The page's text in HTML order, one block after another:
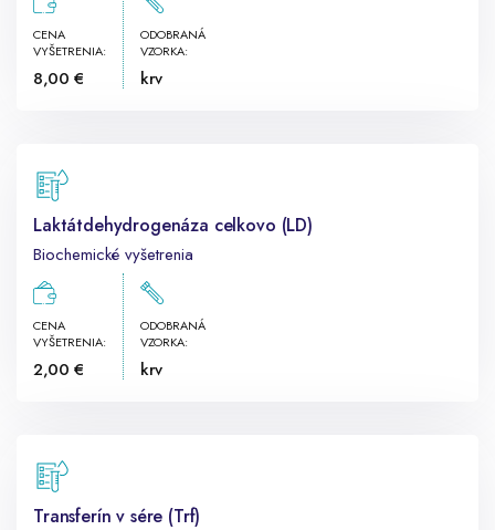
CENA
VYŠETRENIA:
8,00 €
ODOBRANÁ
VZORKA:
krv
Laktátdehydrogenáza celkovo (LD)
Biochemické vyšetrenia
CENA
VYŠETRENIA:
2,00 €
ODOBRANÁ
VZORKA:
krv
Transferín v sére (Trf)